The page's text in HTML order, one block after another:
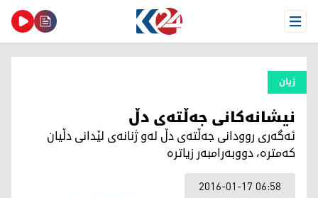
Open Menu
ژیان
نیشانەكانی جەڵتەی دڵ
ئەگەری روودانی جەڵتەی دڵ لەو ژنانەی لێدانی دڵیان
کەمترە، دووبەرامبەر زیاترە
2016-01-17 06:58